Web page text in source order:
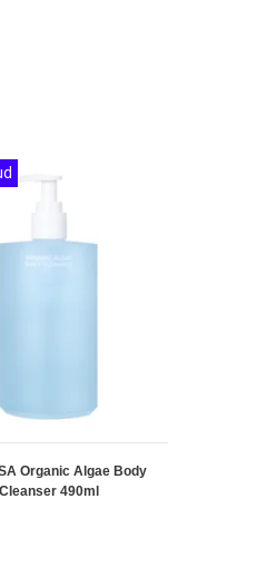
Organic Algae Body
Cleanser 490ml